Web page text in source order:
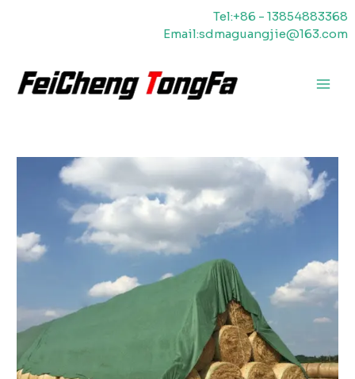
Tel:+86 - 13854883368
Email:sdmaguangjie@163.com